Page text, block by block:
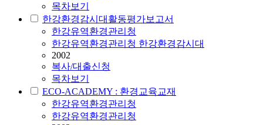
목차보기
한강환경감시대활동평가보고서
한강유역환경관리청
한강유역환경관리청 한강환경감시대
2002
복사/대출신청
목차보기
ECO-ACADEMY : 환경교육교재
한강유역환경관리청
한강유역환경관리청